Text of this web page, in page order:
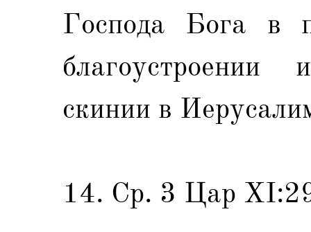
Господа Бога в
скинии в
14. Ср. 3 Цар